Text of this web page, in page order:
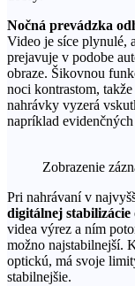
Nočná prevádzka
Video je síce plynulé,
prejavuje v podobe
obraze. Šikovnou
noci kontrastom,
nahrávky vyzerá
napríklad
Zobrazenie
Pri nahrávaní v
digitálnej stabilizácie
videa výrez a ním
možno najstabilnejší.
optickú, má svoje
stabilnejšie.